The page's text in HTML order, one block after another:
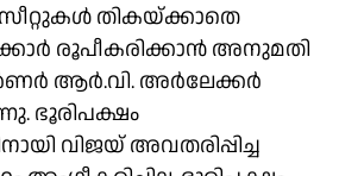
സീറ്റുകൾ തികയ്ക്കാതെ
രൂപീകരിക്കാൻ അനുമതി
ആർ.വി. അർലേക്കർ
ഭൂരിപക്ഷം
വിജയ് അവതരിപ്പിച്ച